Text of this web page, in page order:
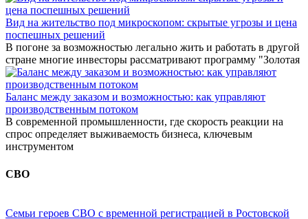
Вид на жительство под микроскопом: скрытые угрозы и цена
поспешных решений
В погоне за возможностью легально жить и работать в другой
стране многие инвесторы рассматривают программу "Золотая
Баланс между заказом и возможностью: как управляют
производственным потоком
В современной промышленности, где скорость реакции на
спрос определяет выживаемость бизнеса, ключевым
инструментом
СВО
Семьи героев СВО с временной регистрацией в Ростовской